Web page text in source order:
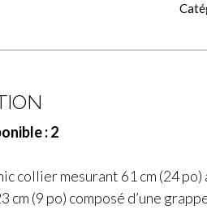
: 2
collier mesurant 61 cm (24
cm (9 po) composé d’une